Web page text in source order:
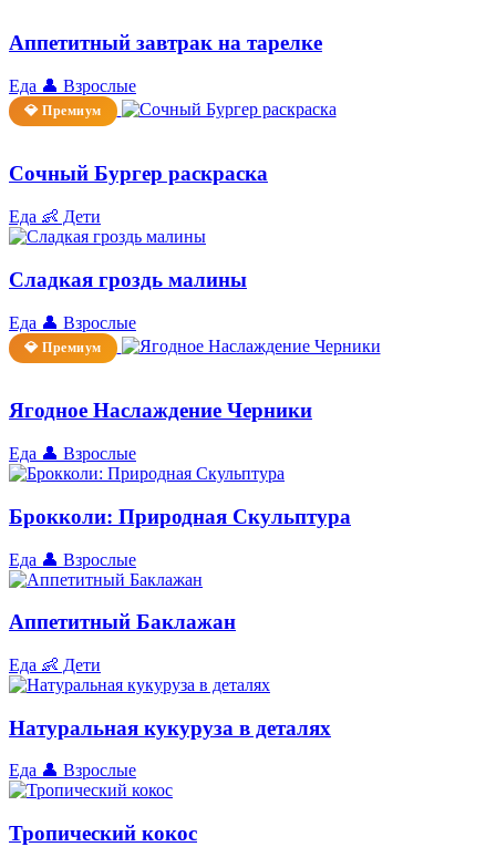
Аппетитный завтрак на тарелке
Еда 👤 Взрослые
💎 Премиум
Сочный Бургер раскраска
Еда 👶 Дети
Сладкая гроздь малины
Еда 👤 Взрослые
💎 Премиум
Ягодное Наслаждение Черники
Еда 👤 Взрослые
Брокколи: Природная Скульптура
Еда 👤 Взрослые
Аппетитный Баклажан
Еда 👶 Дети
Натуральная кукуруза в деталях
Еда 👤 Взрослые
Тропический кокос